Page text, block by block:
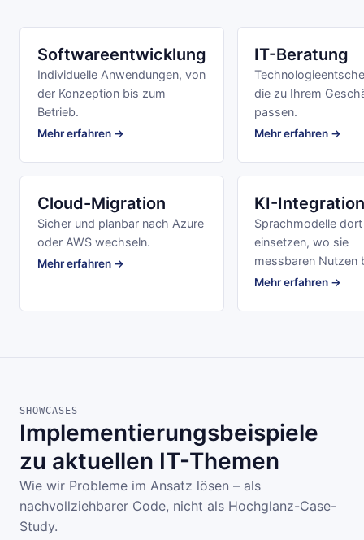
Softwareentwicklung
Individuelle Anwendungen, von
der Konzeption bis zum
Betrieb.
Mehr erfahren →
IT-Beratung
die zu Ihrem
passen.
Mehr erfahren →
Cloud-Migration
Sicher und planbar nach Azure
oder AWS wechseln.
Mehr erfahren →
KI-
Sprachmodelle dort
einsetzen, wo sie
messbaren Nutzen
Mehr erfahren →
SHOWCASES
Implementierungsbeispiele
zu aktuellen IT-Themen
Wie wir Probleme im Ansatz lösen – als
nachvollziehbarer Code, nicht als Hochglanz-Case-
Study.